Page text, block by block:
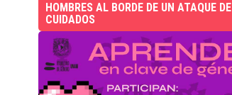
HOMBRES AL BORDE DE UN ATAQUE DE
CUIDADOS